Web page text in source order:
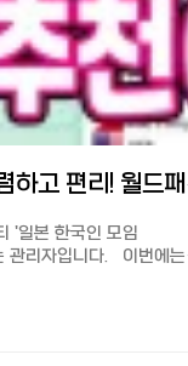
서류 문제 있을 시, 여러
원 이상은 받는
친구 코드를 사용하면
액수든 큰 액수든 초회
이득입니다.
송금액(개인의 경우)은
수료가 무료입니다.
) 29엔(2023년 4월)
료는 할인쿠폰 (769엔
원이었습니다.
문없이 인터넷으로
일본에
'일본 한국인 모임
관리자입니다. 이번에는
후기와 추천 이유에 대
, 가장 잘 아는 사람은